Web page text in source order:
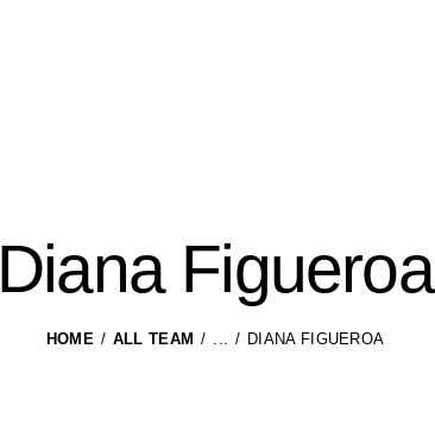
Diana Figueroa
HOME ALL TEAM ... DIANA FIGUEROA